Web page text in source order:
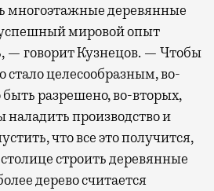
многоэтажные деревянные
мировой опыт
— говорит Кузнецов. — Чтобы
стало целесообразным, во-
разрешено, во-вторых,
производство и
что все это получится,
строить деревянные
дерево считается